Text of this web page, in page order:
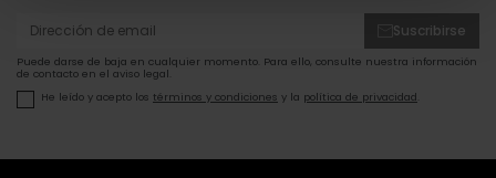
Suscribirse
Puede darse de baja en cualquier momento. Para ello, consulte nuestra información
de contacto en el aviso legal.
He leído y acepto los términos y condiciones y la política de privacidad